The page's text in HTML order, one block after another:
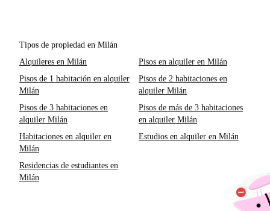
Tipos de propiedad en Milán
Alquileres en Milán
Pisos en alquiler en Milán
Pisos de 1 habitación en alquiler
Milán
Pisos de 2 habitaciones en
alquiler Milán
Pisos de 3 habitaciones en
alquiler Milán
Pisos de más de 3 habitaciones
en alquiler Milán
Habitaciones en alquiler en
Milán
Estudios en alquiler en Milán
Residencias de estudiantes en
Milán